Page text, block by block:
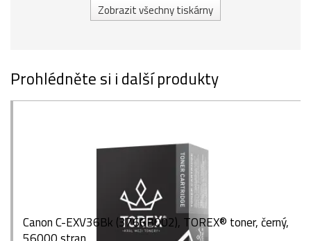
Zobrazit všechny tiskárny
Prohlédněte si i další produkty
Canon C-EXV36Bk (3766B002), TOREX® toner, černý,